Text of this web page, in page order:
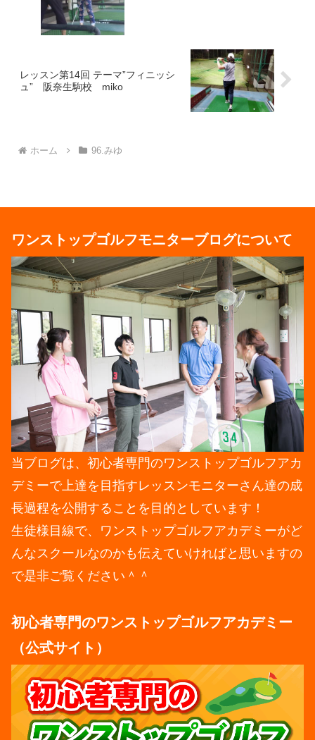
レッスン第14回 テーマ”フィニッシ
ュ” 阪奈生駒校 miko
ホーム 96.みゆ
ワンストップゴルフモニターブログについて
当ブログは、初心者専門のワンストップゴルフアカ
デミーで上達を目指すレッスンモニターさん達の成
長過程を公開することを目的としています！
生徒様目線で、ワンストップゴルフアカデミーがど
んなスクールなのかも伝えていければと思いますの
で是非ご覧ください＾＾
初心者専門のワンストップゴルフアカデミー
（公式サイト）